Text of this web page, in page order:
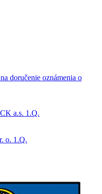
doručenie oznámenia o
a.s. 1.Q.
o. 1.Q.